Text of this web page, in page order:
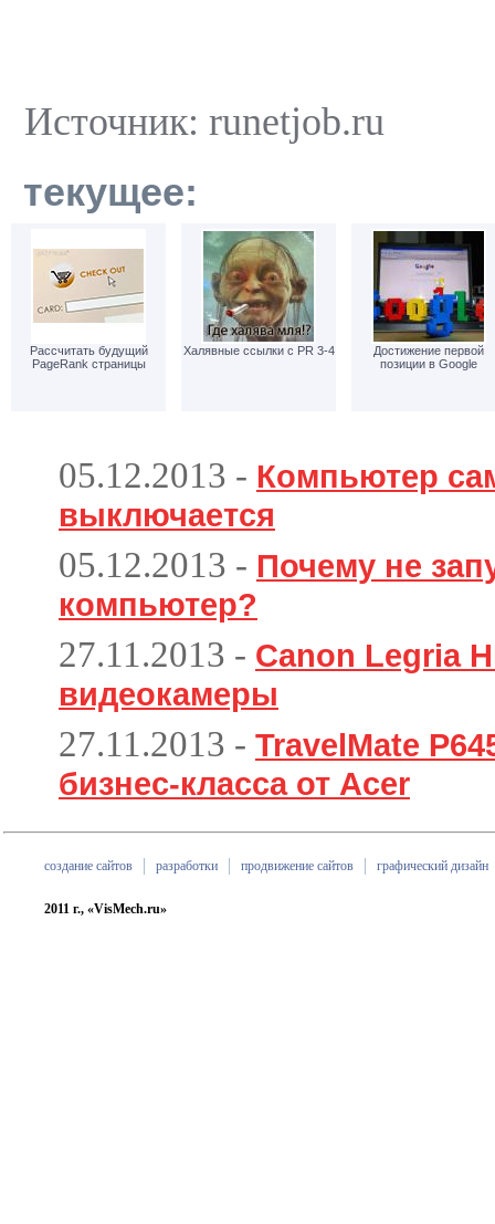
Источник: runetjob.ru
текущее:
Рассчитать будущий
PageRank страницы
Халявные ссылки с PR 3-4
Достижение первой
позиции в Google
05.12.2013 - Компьютер
выключается
05.12.2013 - Почему не
компьютер?
27.11.2013 - Canon Legria
видеокамеры
27.11.2013 - TravelMate
бизнес-класса от Acer
создание сайтов разработки продвижение сайтов графический дизайн
2011 г., «VisMech.ru»